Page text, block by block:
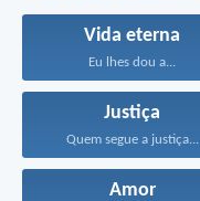
Vida eterna
Eu lhes dou a...
Justiça
Quem segue a justiça...
Amor